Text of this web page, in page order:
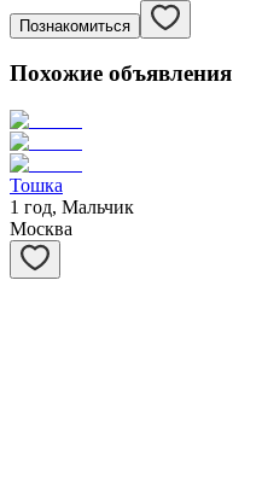
Познакомиться
Похожие объявления
Тошка
1 год, Мальчик
Москва